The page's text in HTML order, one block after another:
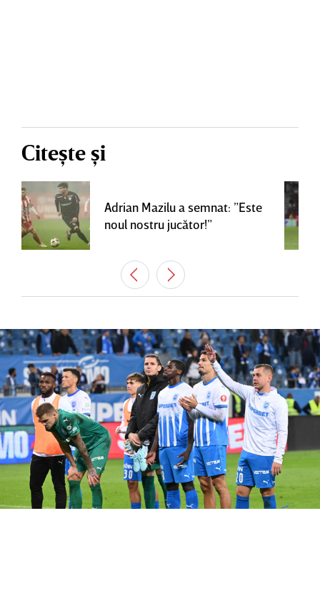
Citește și
Adrian Mazilu a semnat: ”Este
noul nostru jucător!”